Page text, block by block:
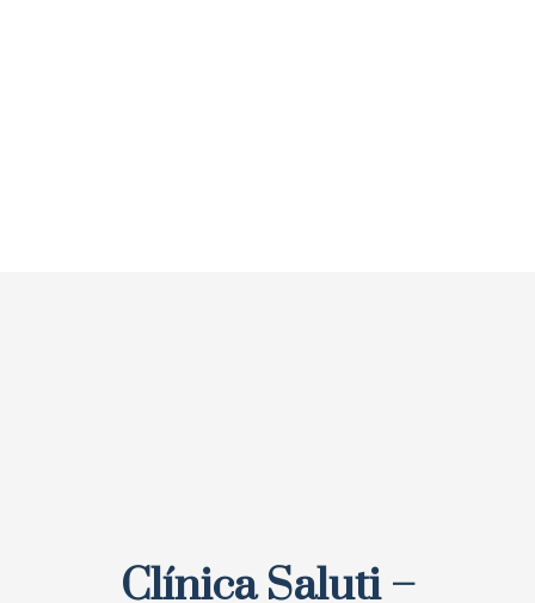
Clínica Saluti –